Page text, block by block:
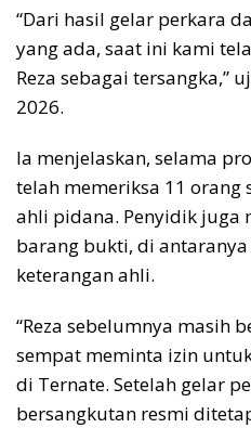
“Dari hasil gelar perkara
yang ada, saat ini kami
Reza sebagai tersangka,”
2026.
Ia menjelaskan, selama
telah memeriksa 11 orang
ahli pidana. Penyidik juga
barang bukti, di
keterangan ahli.
“Reza sebelumnya masih
sempat meminta izin
di Ternate. Setelah gelar
bersangkutan resmi